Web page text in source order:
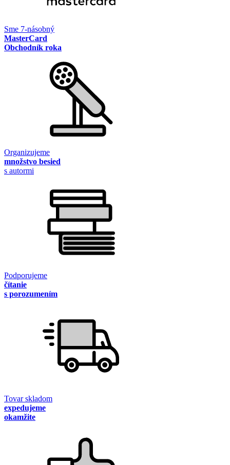
Sme 7-násobný
MasterCard
Obchodník roka
Organizujeme
množstvo besied
s autormi
Podporujeme
čítanie
s porozumením
Tovar skladom
expedujeme
okamžite